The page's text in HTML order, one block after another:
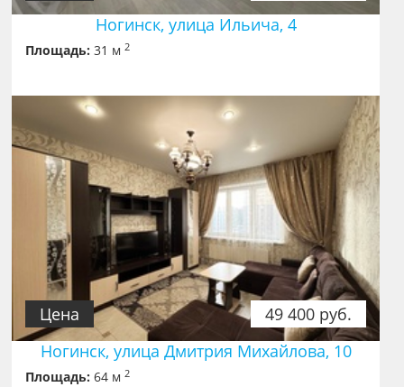
Ногинск, улица Ильича, 4
Площадь: 31 м2
49 400 руб.
Цена
Ногинск, улица Дмитрия Михайлова, 10
Площадь: 64 м2